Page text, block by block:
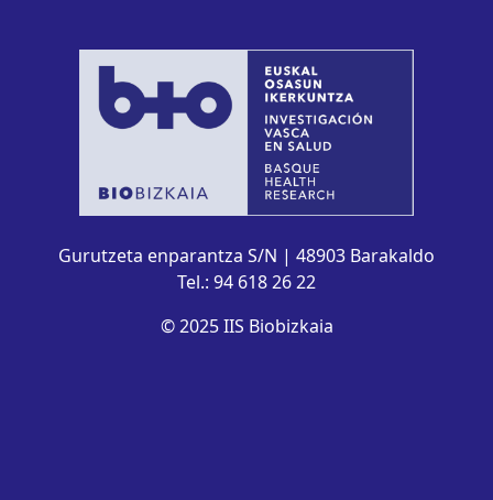
Gurutzeta enparantza S/N | 48903 Barakaldo
Tel.: 94 618 26 22
© 2025 IIS Biobizkaia